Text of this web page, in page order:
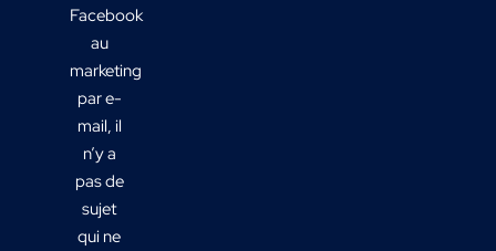
Facebook
au
marketing
par e-
mail, il
n’y a
pas de
sujet
qui ne